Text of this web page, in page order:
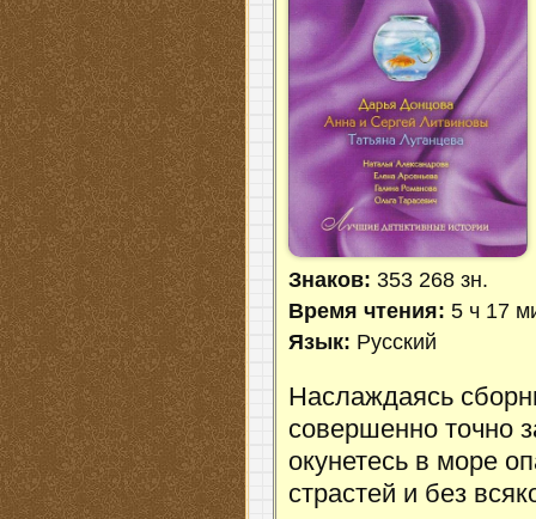
Знаков: 353 268 зн.
Время чтения:5 ч 17
Язык: Русский
Наслаждаясь
совершенно точно
окунетесь в море
страстей и без